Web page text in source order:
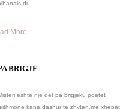
du ...
More
BRIGJE
është një det pa brigjeku poetët
kanë dashur të zhyten,me xhepat